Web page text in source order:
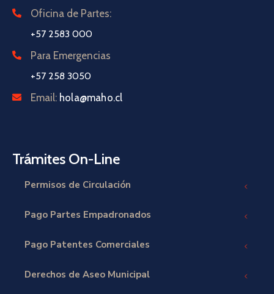
Oficina de Partes:
+57 2583 000
Para Emergencias
+57 258 3050
Email: hola@maho.cl
Trámites On-Line
Permisos de Circulación
Pago Partes Empadronados
Pago Patentes Comerciales
Derechos de Aseo Municipal